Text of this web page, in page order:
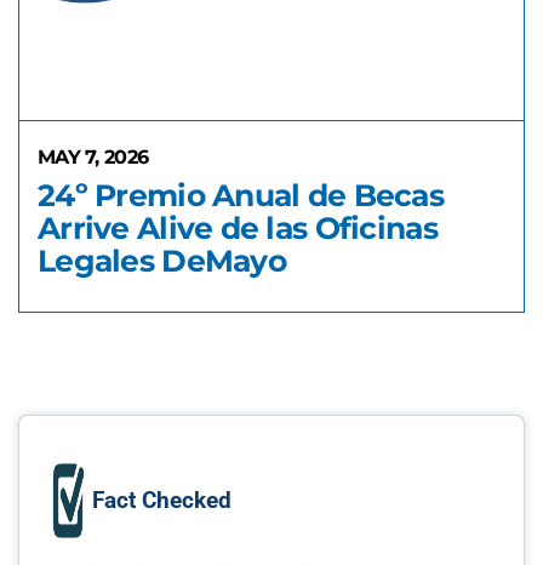
MAY 7, 2026
24º Premio Anual de Becas
Arrive Alive de las Oficinas
Legales DeMayo
Fact Checked